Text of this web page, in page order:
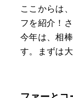
ここからは
フを紹介！
今年は、相
す。まずは